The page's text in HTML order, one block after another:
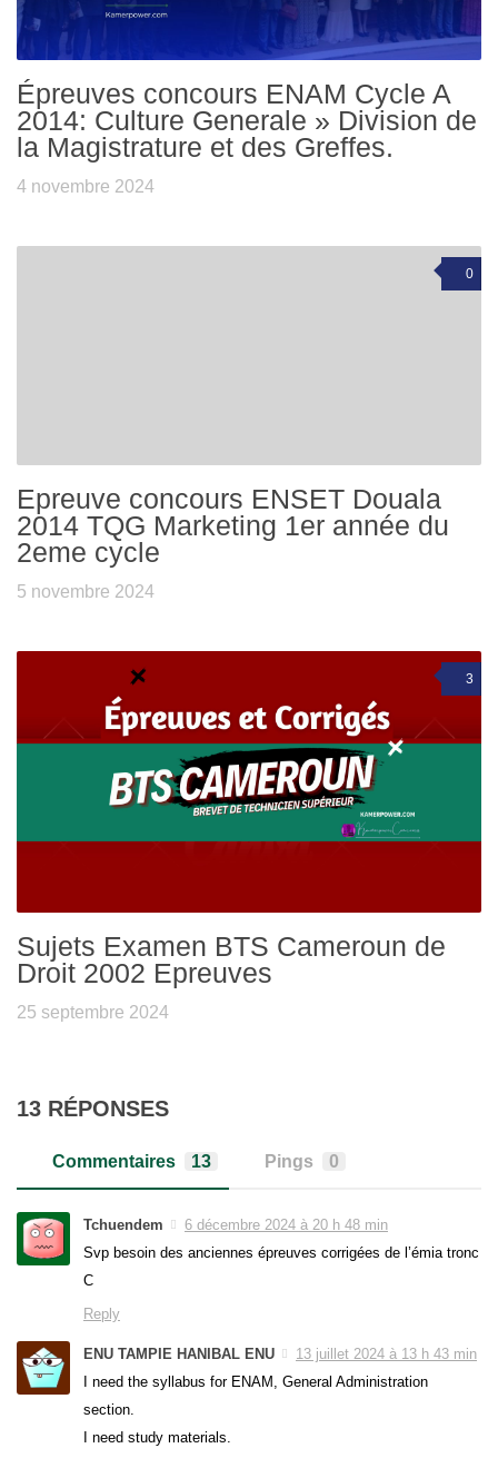
Épreuves concours ENAM Cycle A
2014: Culture Generale » Division de
la Magistrature et des Greffes.
4 novembre 2024
0
Epreuve concours ENSET Douala
2014 TQG Marketing 1er année du
2eme cycle
5 novembre 2024
3
Sujets Examen BTS Cameroun de
Droit 2002 Epreuves
25 septembre 2024
13 RÉPONSES
Commentaires 13 Pings 0
Tchuendem
6 décembre 2024 à 20 h 48 min
Svp besoin des anciennes épreuves corrigées de l’émia tronc
C
Reply
ENU TAMPIE HANIBAL ENU
13 juillet 2024 à 13 h 43 min
I need the syllabus for ENAM, General Administration
section.
I need study materials.